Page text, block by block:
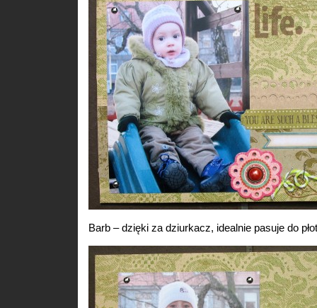
Barb – dzięki za dziurkacz, idealnie pasuje do